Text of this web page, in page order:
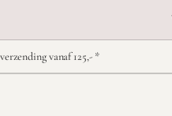
vanaf 125,- *